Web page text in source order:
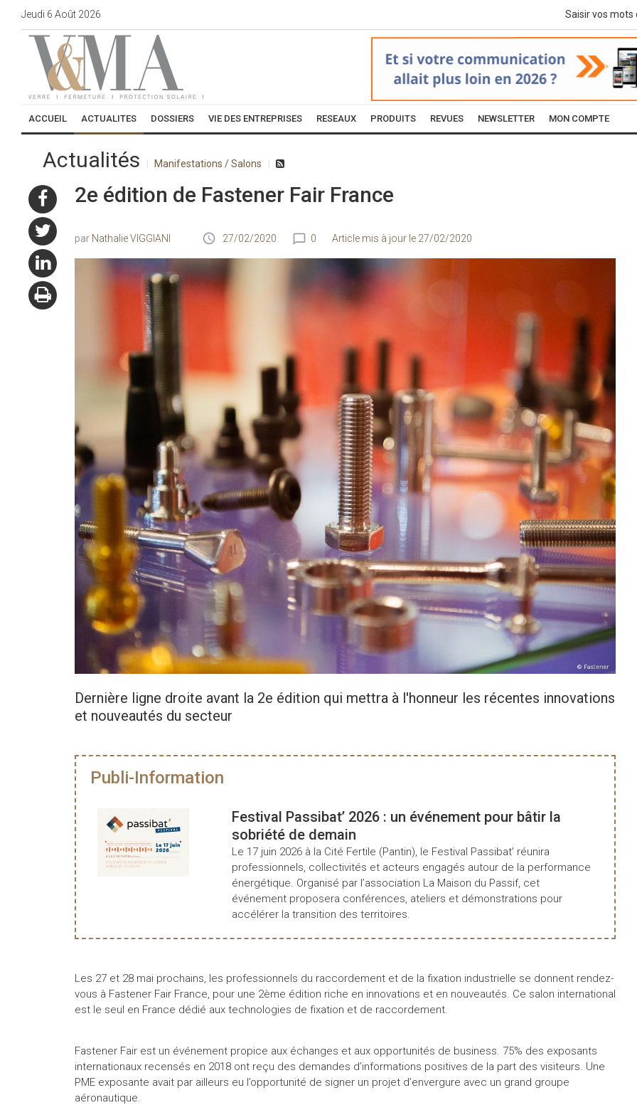
Jeudi 6 Août 2026
ACCUEIL ACTUALITES DOSSIERS VIE DES ENTREPRISES RESEAUX PRODUITS REVUES NEWSLETTER MON COMPTE
Actualités Manifestations / Salons
2e édition de Fastener Fair France
Nathalie VIGGIANI 27/02/2020 0 Article mis à jour le 27/02/2020
Dernière ligne droite avant la 2e édition qui mettra à l'honneur les récentes innovations
et nouveautés du secteur
Publi-Information
Festival Passibat’ 2026 : un événement pour bâtir la
sobriété de demain
Le 17 juin 2026 à la Cité Fertile (Pantin), le Festival Passibat’ réunira
professionnels, collectivités et acteurs engagés autour de la performance
énergétique. Organisé par l’association La Maison du Passif, cet
événement proposera conférences, ateliers et démonstrations pour
accélérer la transition des territoires.
Les 27 et 28 mai prochains, les professionnels du raccordement et de la fixation industrielle se donnent rendez-
vous à Fastener Fair France, pour une 2ème édition riche en innovations et en nouveautés. Ce salon international
est le seul en France dédié aux technologies de fixation et de raccordement.
Fastener Fair est un événement propice aux échanges et aux opportunités de business. 75% des exposants
internationaux recensés en 2018 ont reçu des demandes d’informations positives de la part des visiteurs. Une
PME exposante avait par ailleurs eu l’opportunité de signer un projet d’envergure avec un grand groupe
aéronautique.